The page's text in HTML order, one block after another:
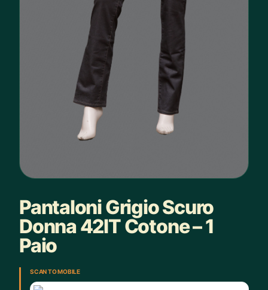
Pantaloni Grigio Scuro
Donna 42IT Cotone – 1
Paio
SCAN TO MOBILE